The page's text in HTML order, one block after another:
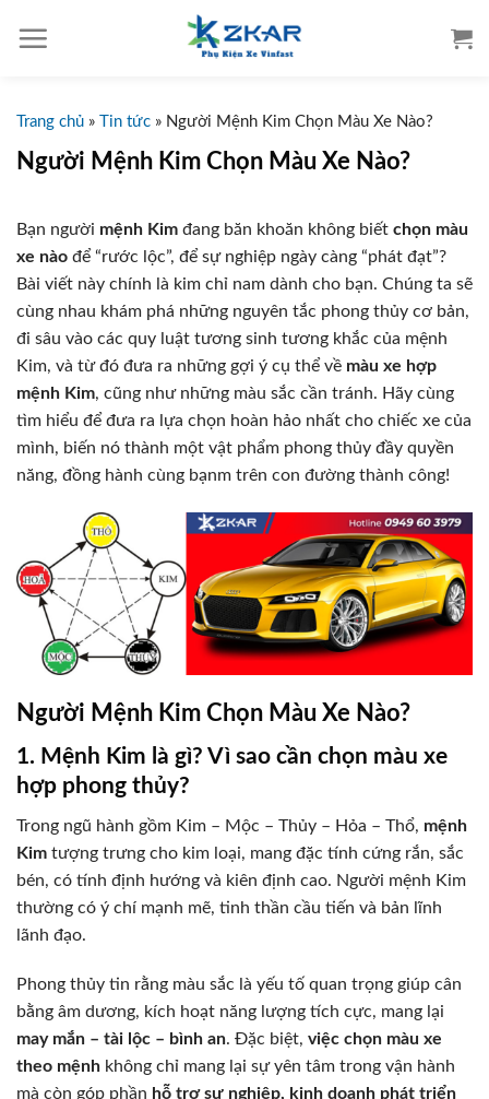
Trang chủ » Tin tức » Người Mệnh Kim Chọn Màu Xe Nào?
Người Mệnh Kim Chọn Màu Xe Nào?
Bạn người mệnh Kim đang băn khoăn không biết chọn màu
xe nào để “rước lộc”, để sự nghiệp ngày càng “phát đạt”?
Bài viết này chính là kim chỉ nam dành cho bạn. Chúng ta sẽ
cùng nhau khám phá những nguyên tắc phong thủy cơ bản,
đi sâu vào các quy luật tương sinh tương khắc của mệnh
Kim, và từ đó đưa ra những gợi ý cụ thể về màu xe hợp
mệnh Kim, cũng như những màu sắc cần tránh. Hãy cùng
tìm hiểu để đưa ra lựa chọn hoàn hảo nhất cho chiếc xe của
mình, biến nó thành một vật phẩm phong thủy đầy quyền
năng, đồng hành cùng bạnm trên con đường thành công!
Người Mệnh Kim Chọn Màu Xe Nào?
1. Mệnh Kim là gì? Vì sao cần chọn màu xe
hợp phong thủy?
Trong ngũ hành gồm Kim – Mộc – Thủy – Hỏa – Thổ, mệnh
Kim tượng trưng cho kim loại, mang đặc tính cứng rắn, sắc
bén, có tính định hướng và kiên định cao. Người mệnh Kim
thường có ý chí mạnh mẽ, tinh thần cầu tiến và bản lĩnh
lãnh đạo.
Phong thủy tin rằng màu sắc là yếu tố quan trọng giúp cân
bằng âm dương, kích hoạt năng lượng tích cực, mang lại
may mắn – tài lộc – bình an. Đặc biệt, việc chọn màu xe
theo mệnh không chỉ mang lại sự yên tâm trong vận hành
mà còn góp phần hỗ trợ sự nghiệp, kinh doanh phát triển